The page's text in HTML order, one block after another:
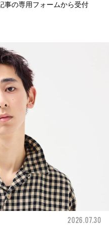
事の専用フォームから受付
2026.07.30